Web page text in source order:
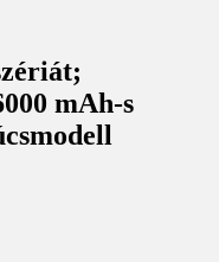
mAh-s